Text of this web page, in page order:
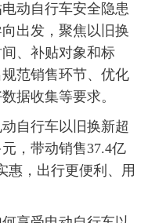
动自行车安全隐患
出发，聚焦以旧换
、补贴对象和标
范销售环节、优化
据收集等要求。
自行车以旧换新超
，带动销售37.4亿
惠，出行更便利、用